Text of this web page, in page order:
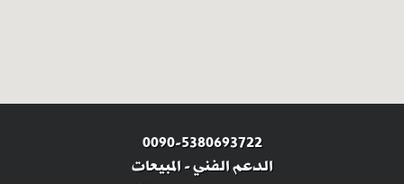
0090-5380693722
الدعم الفني-المبيعات